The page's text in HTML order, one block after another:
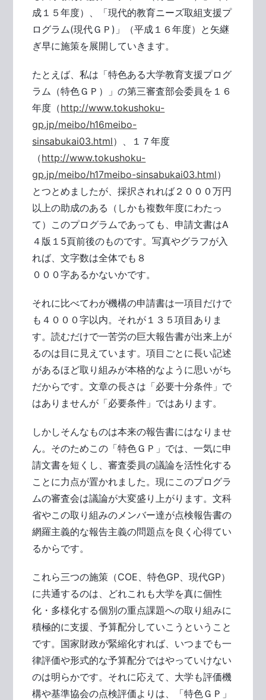
成１５年度）、「現代的教育ニーズ取組支援プ
ログラム(現代ＧＰ)」（平成１６年度）と矢継
ぎ早に施策を展開していきます。
たとえば、私は「特色ある大学教育支援プログ
ラム（特色ＧＰ）」の第三審査部会委員を１６
年度（http://www.tokushoku-
gp.jp/meibo/h16meibo-
sinsabukai03.html）、１７年度
（http://www.tokushoku-
gp.jp/meibo/h17meibo-sinsabukai03.html）
とつとめましたが、採択されれば２０００万円
以上の助成のある（しかも複数年度にわたっ
て）このプログラムであっても、申請文書はA
４版１5頁前後のものです。写真やグラフが入
れば、文字数は全体でも８
０００字あるかないかです。
それに比べてわが機構の申請書は一項目だけで
も４０００字以内。それが１３５項目ありま
す。読むだけで一苦労の巨大報告書が出来上が
るのは目に見えています。項目ごとに長い記述
があるほど取り組みが本格的なように思いがち
だからです。文章の長さは「必要十分条件」で
はありませんが「必要条件」ではあります。
しかしそんなものは本来の報告書にはなりませ
ん。そのためこの「特色ＧＰ」では、一気に申
請文書を短くし、審査委員の議論を活性化する
ことに力点が置かれました。現にこのプログラ
ムの審査会は議論が大変盛り上がります。文科
省やこの取り組みのメンバー達が点検報告書の
網羅主義的な報告主義の問題点を良く心得てい
るからです。
これら三つの施策（COE、特色GP、現代GP）
に共通するのは、どれこれも大学を真に個性
化・多様化する個別の重点課題への取り組みに
積極的に支援、予算配分していこうということ
です。国家財政が緊縮化すれば、いつまでも一
律評価や形式的な予算配分ではやっていけない
のは明らかです。それに応えて、大学も評価機
構や基準協会の点検評価よりは、「特色ＧＰ」